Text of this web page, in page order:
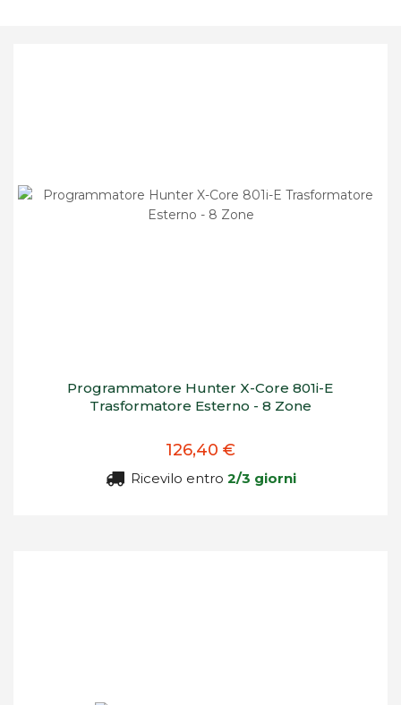
Programmatore Hunter X-Core 801i-E
Trasformatore Esterno - 8 Zone
126,40 €
Ricevilo entro 2/3 giorni